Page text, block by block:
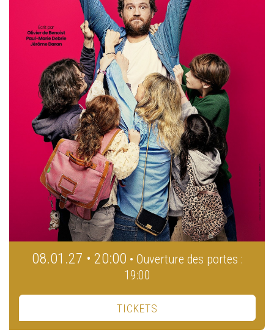
08.01.27 • 20:00 • Ouverture des portes :
19:00
TICKETS